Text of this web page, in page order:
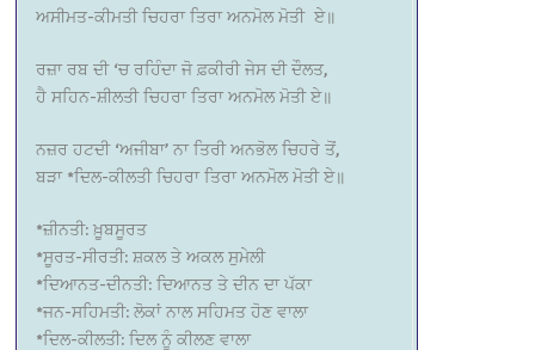
ਅਸੀਮਤ-ਕੀਮਤੀ ਚਿਹਰਾ ਤਿਰਾ ਅਨਮੋਲ ਮੋਤੀ ਏ॥
ਰਜ਼ਾ ਰਬ ਦੀ ‘ਚ ਰਹਿੰਦਾ ਜੋ ਫ਼ਕੀਰੀ ਜੇਸ ਦੀ ਦੌਲਤ,
ਹੈ ਸਹਿਨ-ਸ਼ੀਲਤੀ ਚਿਹਰਾ ਤਿਰਾ ਅਨਮੋਲ ਮੋਤੀ ਏ॥
ਨਜ਼ਰ ਹਟਦੀ ‘ਅਜੀਬਾ’ ਨਾ ਤਿਰੀ ਅਨਭੋਲ ਚਿਹਰੇ ਤੋਂ,
ਬੜਾ *ਦਿਲ-ਕੀਲਤੀ ਚਿਹਰਾ ਤਿਰਾ ਅਨਮੋਲ ਮੋਤੀ ਏ॥
*ਜ਼ੀਨਤੀ: ਖ਼ੂਬਸੂਰਤ
*ਸੂਰਤ-ਸੀਰਤੀ: ਸ਼ਕਲ ਤੇ ਅਕਲ ਸੁਮੇਲੀ
*ਦਿਆਨਤ-ਦੀਨਤੀ: ਦਿਆਨਤ ਤੇ ਦੀਨ ਦਾ ਪੱਕਾ
*ਜਨ-ਸਹਿਮਤੀ: ਲੋਕਾਂ ਨਾਲ ਸਹਿਮਤ ਹੋਣ ਵਾਲਾ
*ਦਿਲ-ਕੀਲਤੀ: ਦਿਲ ਨੂੰ ਕੀਲਣ ਵਾਲਾ